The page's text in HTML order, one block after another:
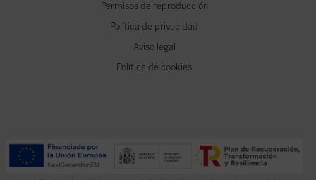
Permisos de reproducción
Política de privacidad
Aviso legal
Política de cookies